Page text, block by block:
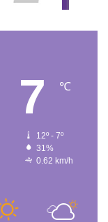
7 ℃
12º - 7º
31%
0.62 km/h